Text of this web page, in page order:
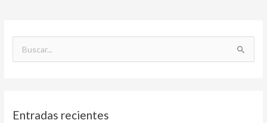
a
Entradas recientes